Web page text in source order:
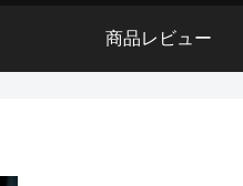
商品レビュー